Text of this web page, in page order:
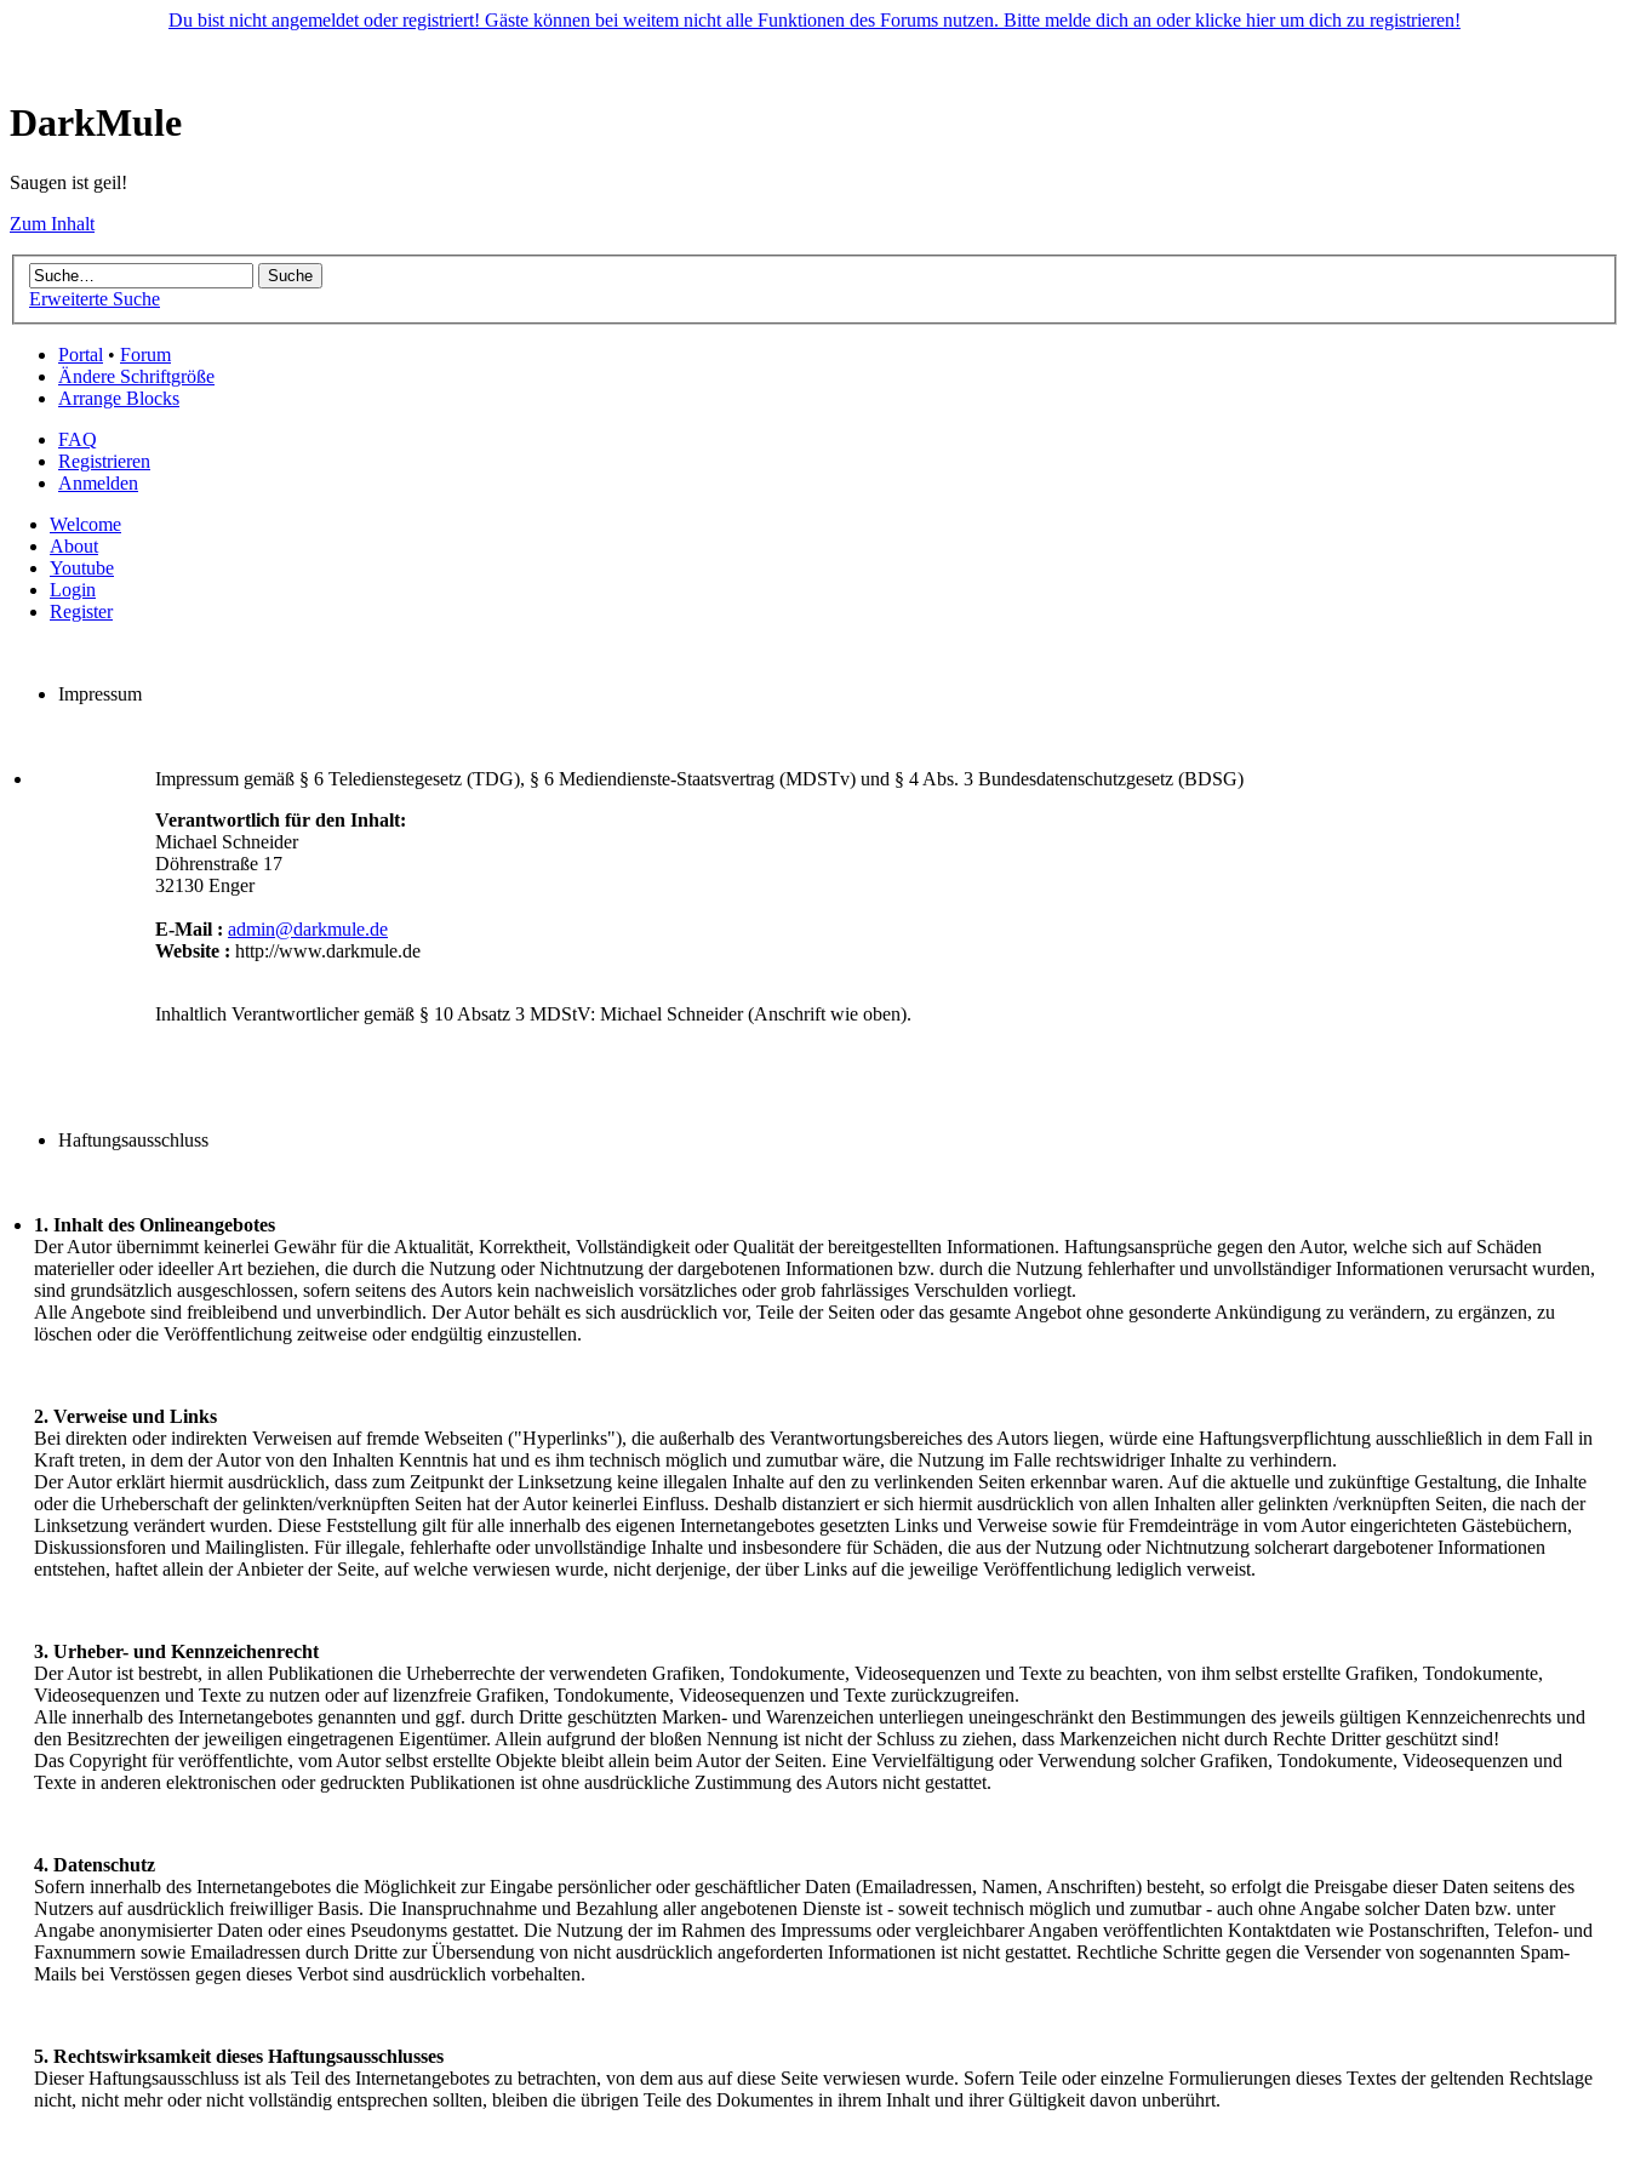
Du bist nicht angemeldet oder registriert! Gäste können bei weitem nicht alle Funktionen des Forums nutzen. Bitte melde dich an oder klicke hier um dich zu registrieren!
DarkMule
Saugen ist geil!
Zum Inhalt
Erweiterte Suche
Portal • Forum
Ändere Schriftgröße
Arrange Blocks
FAQ
Registrieren
Anmelden
Welcome
About
Youtube
Login
Register
Impressum
Impressum gemäß § 6 Teledienstegesetz (TDG), § 6 Mediendienste-Staatsvertrag (MDSTv) und § 4 Abs. 3 Bundesdatenschutzgesetz (BDSG)
Verantwortlich für den Inhalt:
Michael Schneider
Döhrenstraße 17
32130 Enger
E-Mail : admin@darkmule.de
Website : http://www.darkmule.de
Inhaltlich Verantwortlicher gemäß § 10 Absatz 3 MDStV: Michael Schneider (Anschrift wie oben).
Haftungsausschluss
1. Inhalt des Onlineangebotes
Der Autor übernimmt keinerlei Gewähr für die Aktualität, Korrektheit, Vollständigkeit oder Qualität der bereitgestellten Informationen. Haftungsansprüche gegen den Autor, welche sich auf Schäden
materieller oder ideeller Art beziehen, die durch die Nutzung oder Nichtnutzung der dargebotenen Informationen bzw. durch die Nutzung fehlerhafter und unvollständiger Informationen verursacht wurden,
sind grundsätzlich ausgeschlossen, sofern seitens des Autors kein nachweislich vorsätzliches oder grob fahrlässiges Verschulden vorliegt.
Alle Angebote sind freibleibend und unverbindlich. Der Autor behält es sich ausdrücklich vor, Teile der Seiten oder das gesamte Angebot ohne gesonderte Ankündigung zu verändern, zu ergänzen, zu
löschen oder die Veröffentlichung zeitweise oder endgültig einzustellen.
2. Verweise und Links
Bei direkten oder indirekten Verweisen auf fremde Webseiten ("Hyperlinks"), die außerhalb des Verantwortungsbereiches des Autors liegen, würde eine Haftungsverpflichtung ausschließlich in dem Fall in
Kraft treten, in dem der Autor von den Inhalten Kenntnis hat und es ihm technisch möglich und zumutbar wäre, die Nutzung im Falle rechtswidriger Inhalte zu verhindern.
Der Autor erklärt hiermit ausdrücklich, dass zum Zeitpunkt der Linksetzung keine illegalen Inhalte auf den zu verlinkenden Seiten erkennbar waren. Auf die aktuelle und zukünftige Gestaltung, die Inhalte
oder die Urheberschaft der gelinkten/verknüpften Seiten hat der Autor keinerlei Einfluss. Deshalb distanziert er sich hiermit ausdrücklich von allen Inhalten aller gelinkten /verknüpften Seiten, die nach der
Linksetzung verändert wurden. Diese Feststellung gilt für alle innerhalb des eigenen Internetangebotes gesetzten Links und Verweise sowie für Fremdeinträge in vom Autor eingerichteten Gästebüchern,
Diskussionsforen und Mailinglisten. Für illegale, fehlerhafte oder unvollständige Inhalte und insbesondere für Schäden, die aus der Nutzung oder Nichtnutzung solcherart dargebotener Informationen
entstehen, haftet allein der Anbieter der Seite, auf welche verwiesen wurde, nicht derjenige, der über Links auf die jeweilige Veröffentlichung lediglich verweist.
3. Urheber- und Kennzeichenrecht
Der Autor ist bestrebt, in allen Publikationen die Urheberrechte der verwendeten Grafiken, Tondokumente, Videosequenzen und Texte zu beachten, von ihm selbst erstellte Grafiken, Tondokumente,
Videosequenzen und Texte zu nutzen oder auf lizenzfreie Grafiken, Tondokumente, Videosequenzen und Texte zurückzugreifen.
Alle innerhalb des Internetangebotes genannten und ggf. durch Dritte geschützten Marken- und Warenzeichen unterliegen uneingeschränkt den Bestimmungen des jeweils gültigen Kennzeichenrechts und
den Besitzrechten der jeweiligen eingetragenen Eigentümer. Allein aufgrund der bloßen Nennung ist nicht der Schluss zu ziehen, dass Markenzeichen nicht durch Rechte Dritter geschützt sind!
Das Copyright für veröffentlichte, vom Autor selbst erstellte Objekte bleibt allein beim Autor der Seiten. Eine Vervielfältigung oder Verwendung solcher Grafiken, Tondokumente, Videosequenzen und
Texte in anderen elektronischen oder gedruckten Publikationen ist ohne ausdrückliche Zustimmung des Autors nicht gestattet.
4. Datenschutz
Sofern innerhalb des Internetangebotes die Möglichkeit zur Eingabe persönlicher oder geschäftlicher Daten (Emailadressen, Namen, Anschriften) besteht, so erfolgt die Preisgabe dieser Daten seitens des
Nutzers auf ausdrücklich freiwilliger Basis. Die Inanspruchnahme und Bezahlung aller angebotenen Dienste ist - soweit technisch möglich und zumutbar - auch ohne Angabe solcher Daten bzw. unter
Angabe anonymisierter Daten oder eines Pseudonyms gestattet. Die Nutzung der im Rahmen des Impressums oder vergleichbarer Angaben veröffentlichten Kontaktdaten wie Postanschriften, Telefon- und
Faxnummern sowie Emailadressen durch Dritte zur Übersendung von nicht ausdrücklich angeforderten Informationen ist nicht gestattet. Rechtliche Schritte gegen die Versender von sogenannten Spam-
Mails bei Verstössen gegen dieses Verbot sind ausdrücklich vorbehalten.
5. Rechtswirksamkeit dieses Haftungsausschlusses
Dieser Haftungsausschluss ist als Teil des Internetangebotes zu betrachten, von dem aus auf diese Seite verwiesen wurde. Sofern Teile oder einzelne Formulierungen dieses Textes der geltenden Rechtslage
nicht, nicht mehr oder nicht vollständig entsprechen sollten, bleiben die übrigen Teile des Dokumentes in ihrem Inhalt und ihrer Gültigkeit davon unberührt.